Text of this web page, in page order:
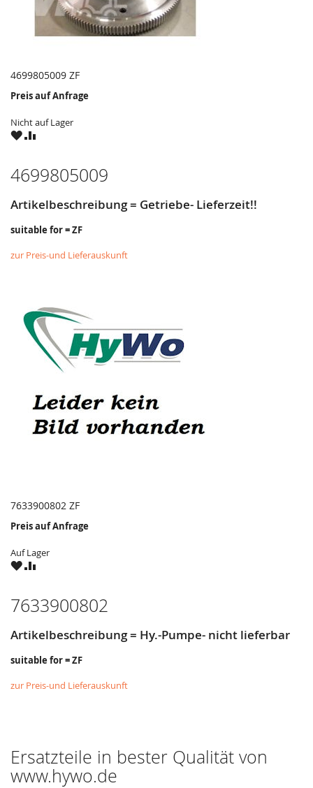
4699805009 ZF
Preis auf Anfrage
Nicht auf Lager
ZUZU
4699805009
Artikelbeschreibung = Getriebe- Lieferzeit!!
suitable for = ZF
zur Preis-und Lieferauskunft
7633900802 ZF
Preis auf Anfrage
Auf Lager
ZUZU
7633900802
Artikelbeschreibung = Hy.-Pumpe- nicht lieferbar
suitable for = ZF
zur Preis-und Lieferauskunft
Ersatzteile in bester Qualität von
www.hywo.de